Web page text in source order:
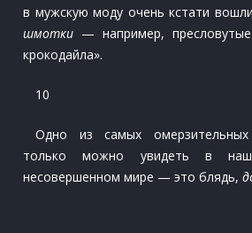
в мужскую моду очень кстати
шмотки — например,
крокодайла».
10
Одно из самых
только можно увидеть в
несовершенном мире — это блядь,